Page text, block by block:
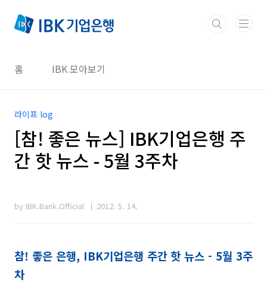
홈 IBK 모아보기
라이프 log
[참! 좋은 뉴스] IBK기업은행 주
간 핫 뉴스 - 5월 3주차
by IBK.Bank.Official 2012. 5. 14.
참! 좋은 은행, IBK기업은행 주간 핫 뉴스 - 5월 3주
차